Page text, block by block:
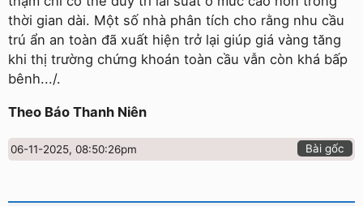
thời gian dài. Một số nhà phân tích cho rằng nhu cầu
trú ẩn an toàn đã xuất hiện trở lại giúp giá vàng tăng
khi thị trường chứng khoán toàn cầu vẫn còn khá bấp
bênh.../.
Theo Báo Thanh Niên
06-11-2025, 08:50:26pm Bài gốc